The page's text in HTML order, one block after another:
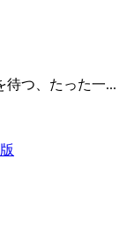
待つ、たった一...